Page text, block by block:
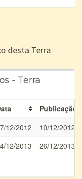
desta Terra
- Terra
Publicação
12/2012
10/12/2012
12/2013
26/12/2013